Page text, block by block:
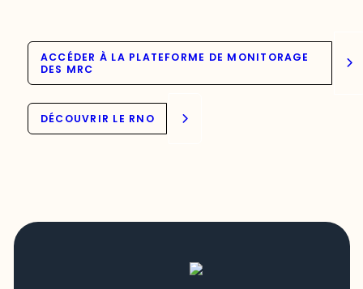
ACCÉDER À LA PLATEFORME DE MONITORAGE
DES MRC
DÉCOUVRIR LE RNO